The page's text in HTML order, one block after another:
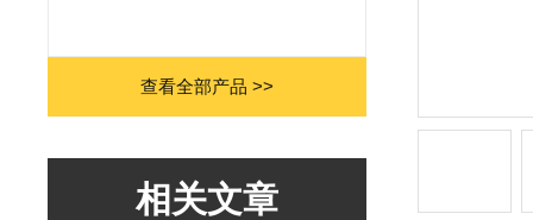
查看全部产品 >>
相关文章